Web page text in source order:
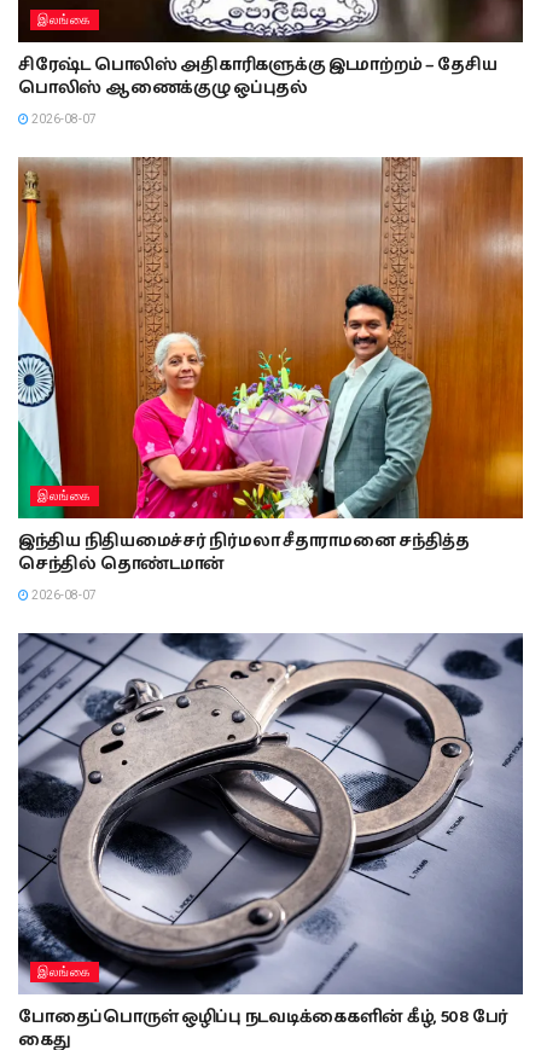
இலங்கை
சிரேஷ்ட பொலிஸ் அதிகாரிகளுக்கு இடமாற்றம் – தேசிய
பொலிஸ் ஆணைக்குழு ஒப்புதல்
2026-08-07
இலங்கை
இந்திய நிதியமைச்சர் நிர்மலா சீதாராமனை சந்தித்த
செந்தில் தொண்டமான்
2026-08-07
இலங்கை
போதைப்பொருள் ஒழிப்பு நடவடிக்கைகளின் கீழ், 508 பேர்
கைது